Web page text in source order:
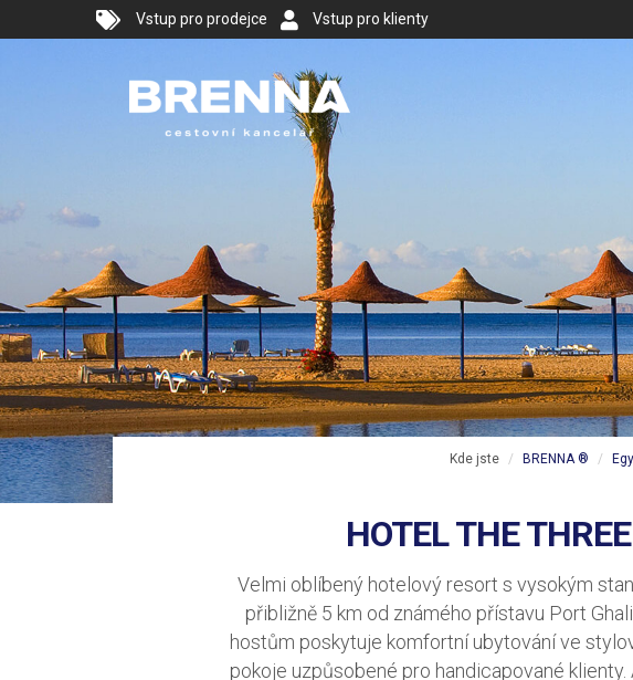
Vstup pro prodejce Vstup pro klienty
Kde jste BRENNA ®
HOTEL THE
Velmi oblíbený hotelový resort s vysokým
přibližně 5 km od známého přístavu Port
hostům poskytuje komfortní ubytování ve
pokoje uzpůsobené pro handicapované